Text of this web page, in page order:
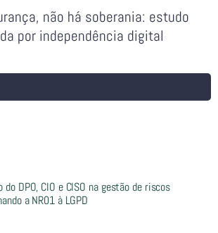
não há soberania: estudo
por independência digital
DPO, CIO e CISO na gestão de riscos
a NR01 à LGPD